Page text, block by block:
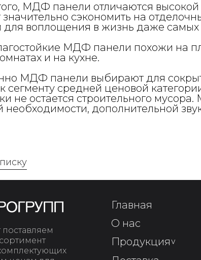
МДФ панели отличаются высокой
значительно сэкономить на
для воплощения в жизнь даже
МДФ панели похожи на
и на кухне.
МДФ панели выбирают для
к сегменту средней ценовой
не остается строительного
необходимости, дополнительной
поставляем
Главная
О нас
Продукция^